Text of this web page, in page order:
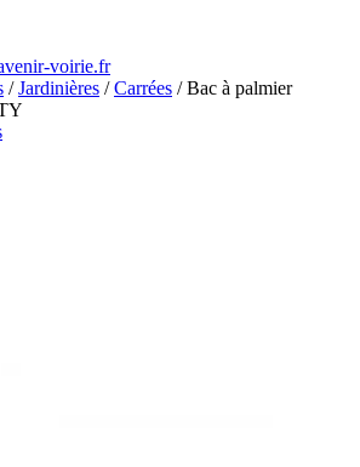
voirie.fr
/Jardinières /Carrées / Bac à palmier